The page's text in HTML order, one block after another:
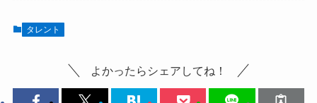
タレント
よかったらシェアしてね！